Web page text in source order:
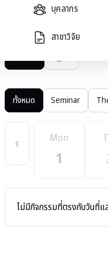
บุคลากร
สาขาวิจัย
ทั้งหมด Seminar
‹ Mon
1
ไม่มีกิจกรรมที่ตรงกับวันที่